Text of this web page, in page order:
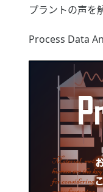
プラントの声を
Process Data